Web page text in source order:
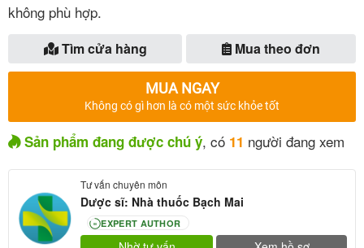
không phù hợp.
Tìm cửa hàng Mua theo đơn
MUA NGAY
Không có gì hơn là có một sức khỏe tốt
Sản phẩm đang được chú ý, có 11 người đang xem
Tư vấn chuyên môn
Dược sĩ: Nhà thuốc Bạch Mai
80 EXPERT AUTHOR